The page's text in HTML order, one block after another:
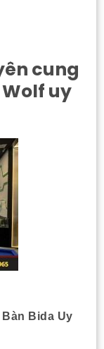
cung
uy
Bàn Bida Uy